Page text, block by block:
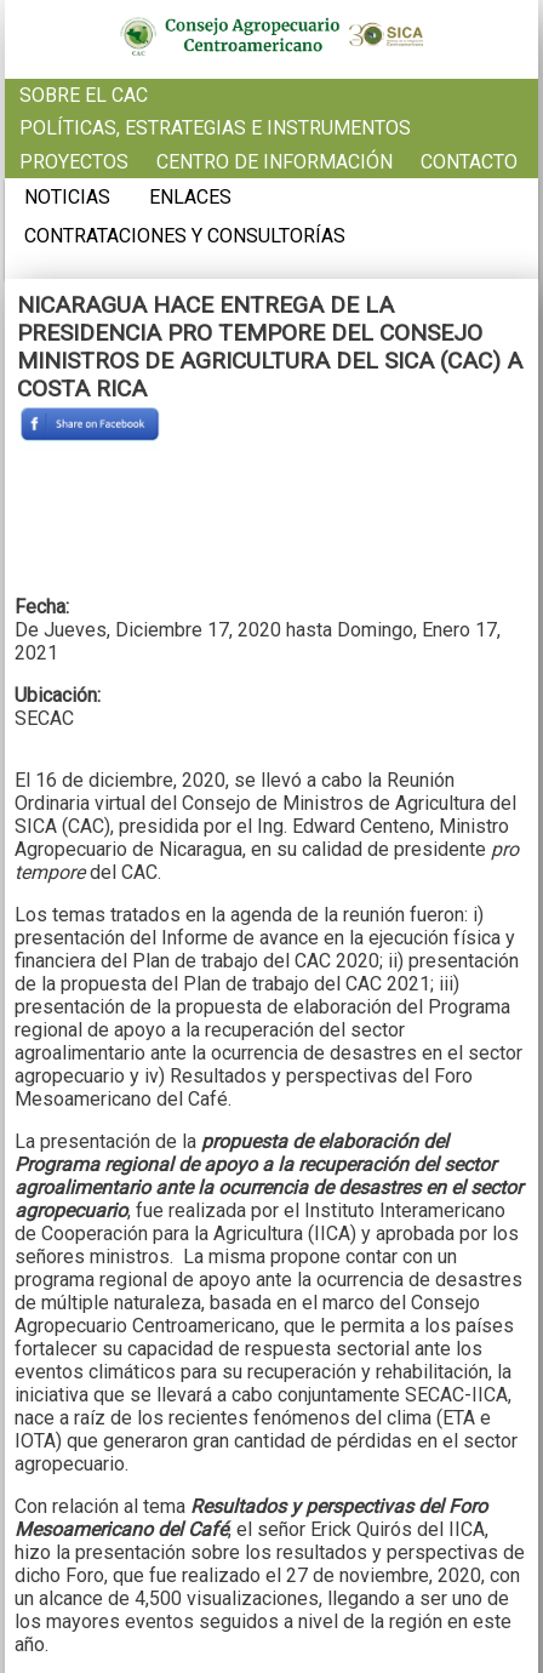
Pasar al contenido principal
SOBRE EL CAC
POLÍTICAS, ESTRATEGIAS E INSTRUMENTOS
PROYECTOS
CENTRO DE INFORMACIÓN
CONTACTO
NOTICIAS
ENLACES
CONTRATACIONES Y CONSULTORÍAS
NICARAGUA HACE ENTREGA DE LA
PRESIDENCIA PRO TEMPORE DEL CONSEJO
MINISTROS DE AGRICULTURA DEL SICA (CAC) A
COSTA RICA
Fecha:
DeJueves, Diciembre 17, 2020 hasta Domingo, Enero 17,
2021
Ubicación:
SECAC
El 16 de diciembre, 2020, se llevó a cabo la Reunión
Ordinaria virtual del Consejo de Ministros de Agricultura del
SICA (CAC), presidida por el Ing. Edward Centeno, Ministro
Agropecuario de Nicaragua, en su calidad de presidente pro
temporedel CAC.
Los temas tratados en la agenda de la reunión fueron: i)
presentación del Informe de avance en la ejecución física y
financiera del Plan de trabajo del CAC 2020; ii) presentación
de la propuesta del Plan de trabajo del CAC 2021; iii)
presentación de la propuesta de elaboración del Programa
regional de apoyo a la recuperación del sector
agroalimentario ante la ocurrencia de desastres en el sector
agropecuario y iv) Resultados y perspectivas del Foro
Mesoamericano del Café.
La presentación de la propuesta de elaboración del
Programa regional de apoyo a la recuperación del sector
agroalimentario ante la ocurrencia de desastres en el sector
agropecuario, fue realizada por el Instituto Interamericano
de Cooperación para la Agricultura (IICA) y aprobada por los
señores ministros. La misma propone contar con un
programa regional de apoyo ante la ocurrencia de desastres
de múltiple naturaleza, basada en el marco del Consejo
Agropecuario Centroamericano, que le permita a los países
fortalecer su capacidad de respuesta sectorial ante los
eventos climáticos para su recuperación y rehabilitación, la
iniciativa que se llevará a cabo conjuntamente SECAC-IICA,
nace a raíz de los recientes fenómenos del clima (ETA e
IOTA) que generaron gran cantidad de pérdidas en el sector
agropecuario.
Con relación al tema Resultados y perspectivas del Foro
Mesoamericano del Café, el señor Erick Quirós del IICA,
hizo la presentación sobre los resultados y perspectivas de
dicho Foro, que fue realizado el 27 de noviembre, 2020, con
un alcance de 4,500 visualizaciones, llegando a ser uno de
los mayores eventos seguidos a nivel de la región en este
año.